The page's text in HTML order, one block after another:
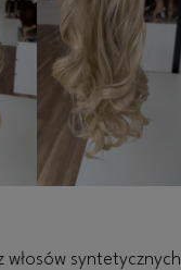
włosów syntetycznych